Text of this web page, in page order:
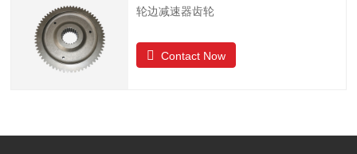
轮边减速器齿轮
Contact Now